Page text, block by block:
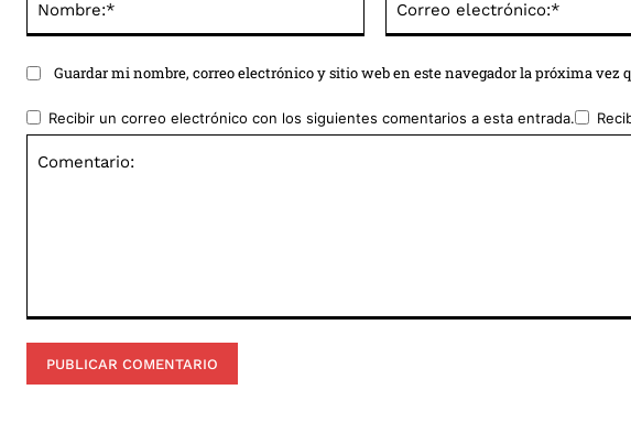
Guardar mi nombre, correo electrónico y sitio web en este navegador la próxima vez
Recibir un correo electrónico con los siguientes comentarios a esta entrada.